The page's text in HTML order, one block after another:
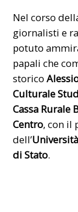
Nel corso
giornalisti e
potuto
papali che
storico
Culturale
Cassa Rurale
Centro, con il
dell’
di Stato.